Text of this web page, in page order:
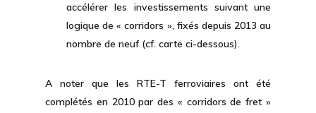
accélérer les investissements suivant une
logique de « corridors », fixés depuis 2013 au
nombre de neuf (cf. carte ci-dessous).
A noter que les RTE-T ferroviaires ont été
complétés en 2010 par des « corridors de fret »